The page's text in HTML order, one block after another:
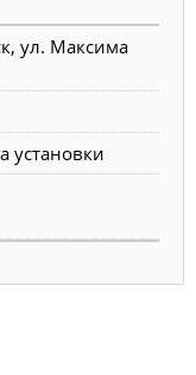
ул. Максима
установки